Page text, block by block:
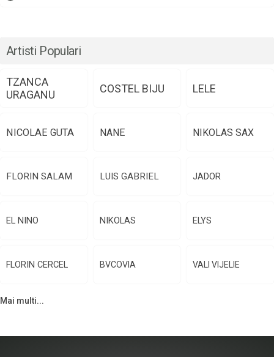
Artisti Populari
TZANCA
URAGANU
COSTEL BIJU LELE
NICOLAE GUTA NANE NIKOLAS SAX
FLORIN SALAM LUIS GABRIEL JADOR
EL NINO NIKOLAS ELYS
FLORIN CERCEL BVCOVIA VALI VIJELIE
Mai multi...